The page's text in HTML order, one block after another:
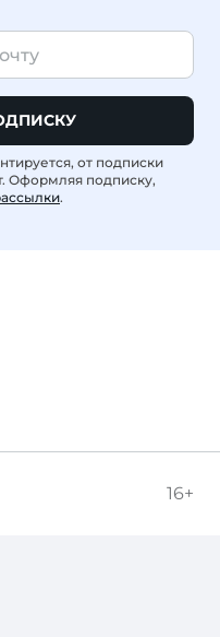
от подписки
Оформляя подписку,
.
16+